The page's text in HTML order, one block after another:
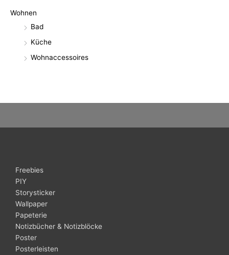
Wohnen
Bad
Küche
Wohnaccessoires
Freebies
PIY
Storysticker
Wallpaper
Papeterie
Notizbücher & Notizblöcke
Poster
Posterleisten